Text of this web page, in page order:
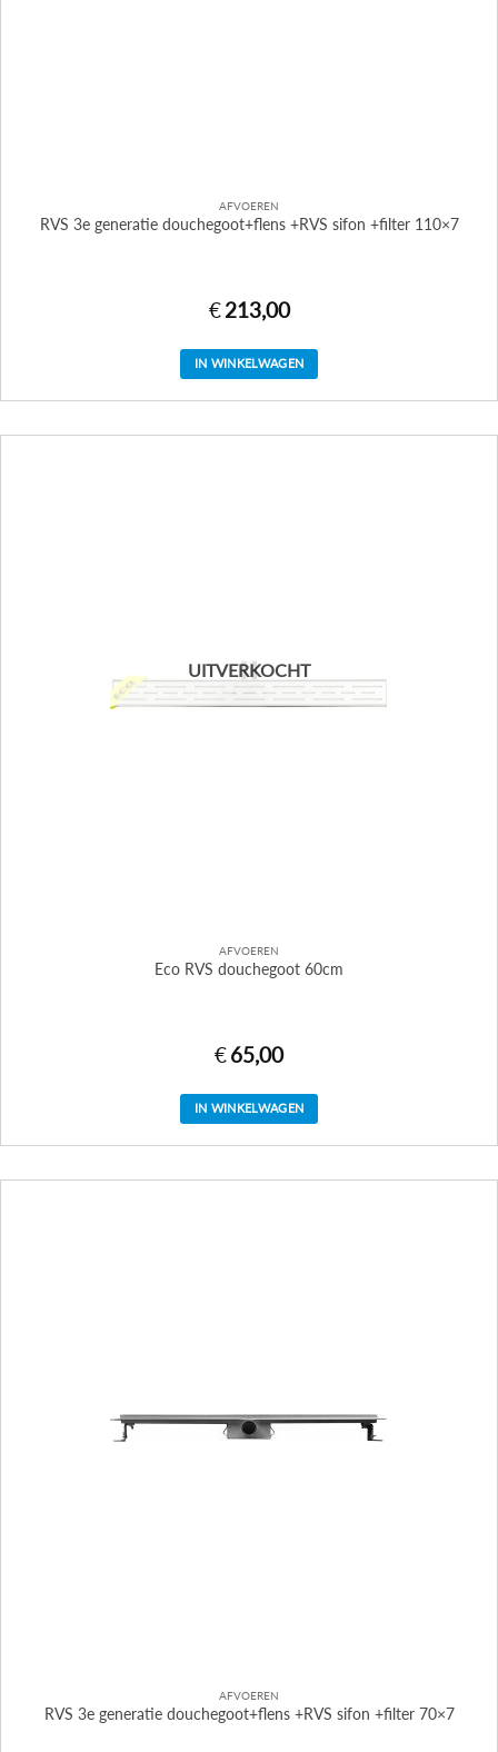
AFVOEREN
RVS 3e generatie douchegoot+flens +RVS sifon +filter 110×7
€ 213,00
IN WINKELWAGEN
UITVERKOCHT
AFVOEREN
Eco RVS douchegoot 60cm
€65,00
IN WINKELWAGEN
AFVOEREN
RVS 3e generatie douchegoot+flens +RVS sifon +filter 70×7